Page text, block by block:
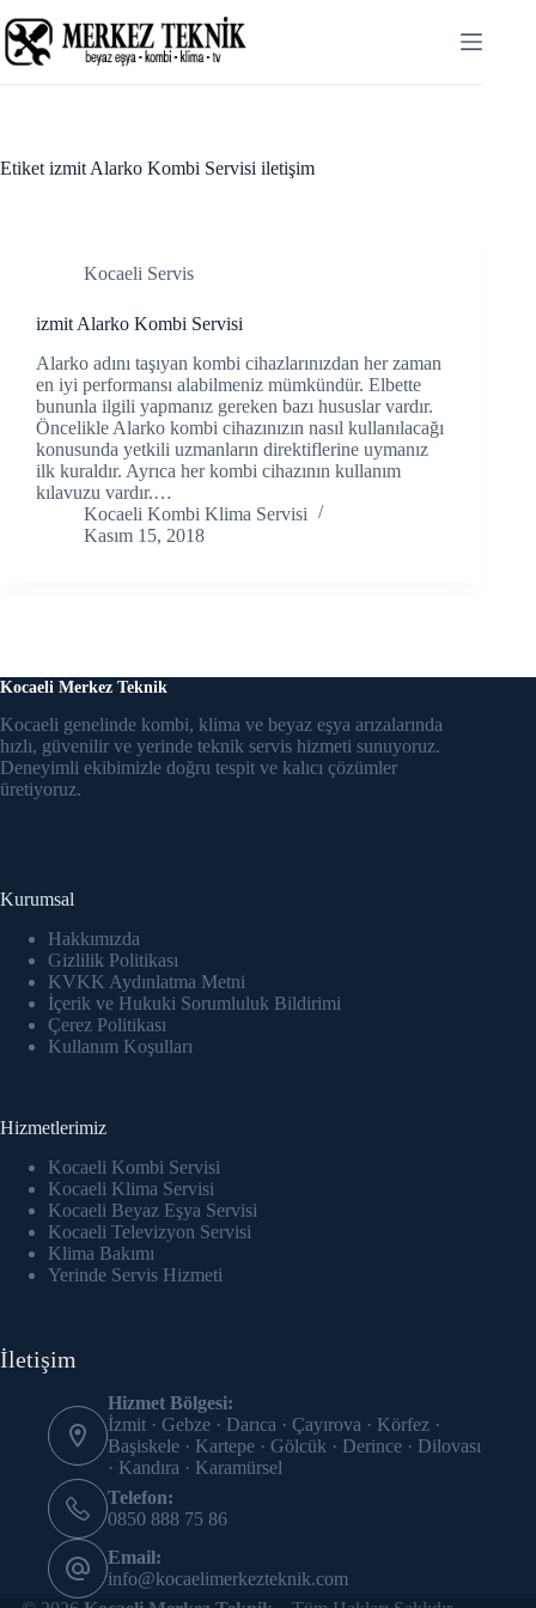
to
content
Etiket izmit Alarko Kombi Servisi iletişim
Kocaeli Servis
izmit Alarko Kombi Servisi
Alarko adını taşıyan kombi cihazlarınızdan her zaman
en iyi performansı alabilmeniz mümkündür. Elbette
bununla ilgili yapmanız gereken bazı hususlar vardır.
Öncelikle Alarko kombi cihazınızın nasıl kullanılacağı
konusunda yetkili uzmanların direktiflerine uymanız
ilk kuraldır. Ayrıca her kombi cihazının kullanım
kılavuzu vardır.…
Kocaeli Kombi Klima Servisi
Kasım 15, 2018
Kocaeli Merkez Teknik
Kocaeli genelinde kombi, klima ve beyaz eşya arızalarında
hızlı, güvenilir ve yerinde teknik servis hizmeti sunuyoruz.
Deneyimli ekibimizle doğru tespit ve kalıcı çözümler
üretiyoruz.
Kurumsal
Hakkımızda
Gizlilik Politikası
KVKK Aydınlatma Metni
İçerik ve Hukuki Sorumluluk Bildirimi
Çerez Politikası
Kullanım Koşulları
Hizmetlerimiz
Kocaeli Kombi Servisi
Kocaeli Klima Servisi
Kocaeli Beyaz Eşya Servisi
Kocaeli Televizyon Servisi
Klima Bakımı
Yerinde Servis Hizmeti
İletişim
Hizmet Bölgesi:
İzmit · Gebze · Darıca · Çayırova · Körfez ·
Başiskele · Kartepe · Gölcük · Derince · Dilovası
· Kandıra · Karamürsel
Telefon:
0850 888 75 86
Email:
info@kocaelimerkezteknik.com